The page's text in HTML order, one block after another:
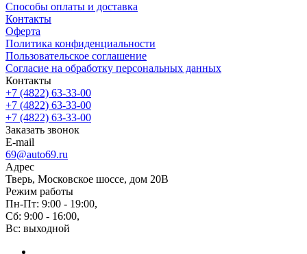
Способы оплаты и доставка
Контакты
Оферта
Политика конфиденциальности
Пользовательское соглашение
Согласие на обработку персональных данных
Контакты
+7 (4822) 63-33-00
+7 (4822) 63-33-00
+7 (4822) 63-33-00
Заказать звонок
E-mail
69@auto69.ru
Адрес
Тверь, Московское шоссе, дом 20В
Режим работы
Пн-Пт: 9:00 - 19:00,
Сб: 9:00 - 16:00,
Вс: выходной